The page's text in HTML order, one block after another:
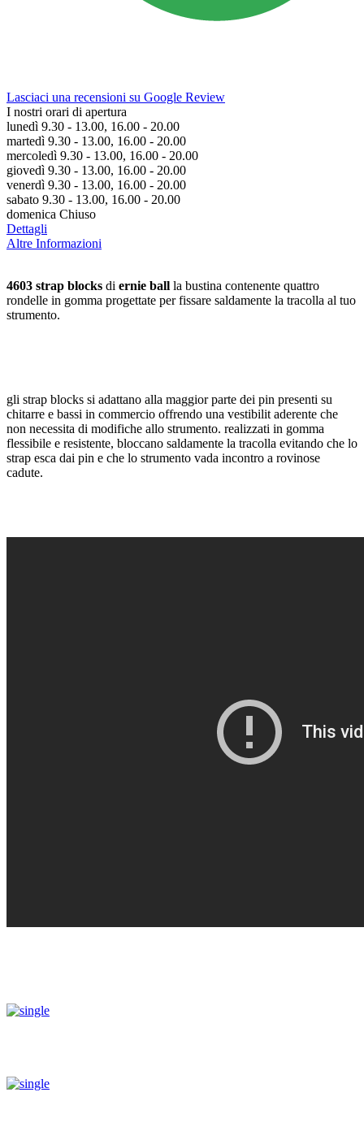
Lasciaci una recensioni su Google Review
I nostri orari di apertura
lunedì 9.30 - 13.00, 16.00 - 20.00
martedì 9.30 - 13.00, 16.00 - 20.00
mercoledì 9.30 - 13.00, 16.00 - 20.00
giovedì 9.30 - 13.00, 16.00 - 20.00
venerdì 9.30 - 13.00, 16.00 - 20.00
sabato 9.30 - 13.00, 16.00 - 20.00
domenica Chiuso
Dettagli
Altre Informazioni
4603 strap blocks di ernie ball la bustina contenente quattro
rondelle in gomma progettate per fissare saldamente la tracolla al tuo
strumento.
gli strap blocks si adattano alla maggior parte dei pin presenti su
chitarre e bassi in commercio offrendo una vestibilit aderente che
non necessita di modifiche allo strumento. realizzati in gomma
flessibile e resistente, bloccano saldamente la tracolla evitando che lo
strap esca dai pin e che lo strumento vada incontro a rovinose
cadute.